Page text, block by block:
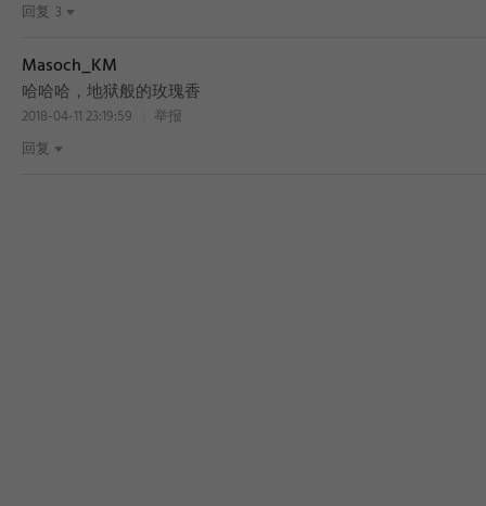
回复 3
Masoch_KM
哈哈哈，地狱般的玫瑰香
2018-04-11 23:19:59
举报
回复